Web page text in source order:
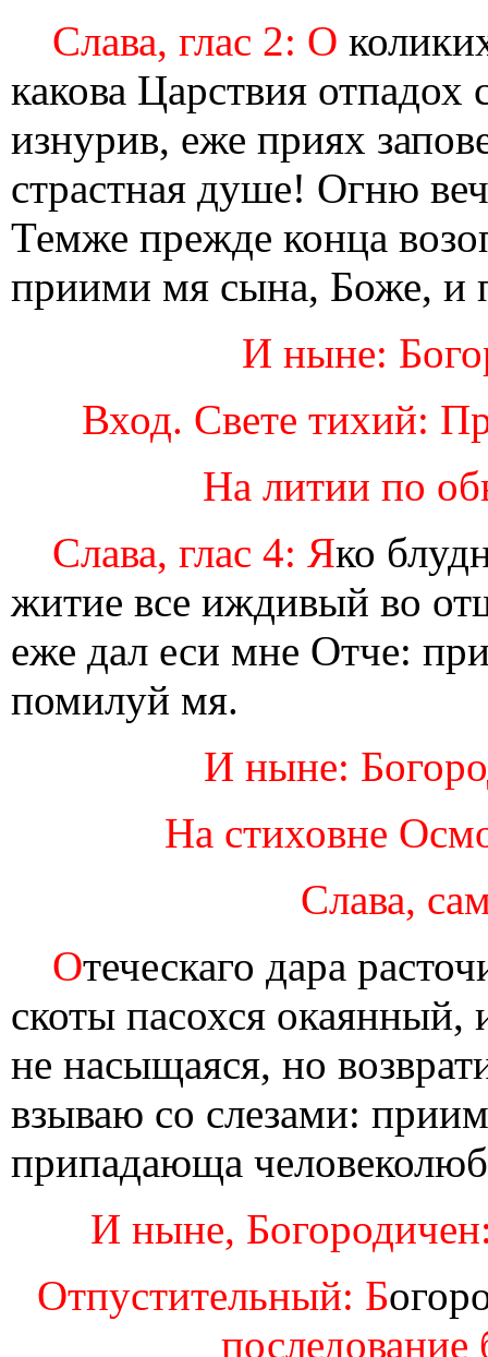
Слава, глас 2: О
какова Царствия отпадох
изнурив, еже приях
страстная душе! Огню
Темже прежде конца
приими мя сына, Боже, и
И ныне:
Вход. Свете тихий:
На литии по
Слава, глас 4: Яко
житие все иждивый во
еже дал еси мне Отче:
помилуй мя.
И ныне:
На стиховне
Слава,
Отеческаго дара
скоты пасохся окаянный,
не насыщаяся, но
взываю со слезами:
припадающа
И ныне,
Отпустительный: Б